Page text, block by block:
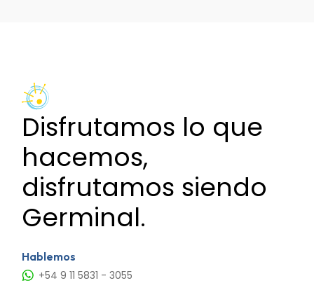
Disfrutamos lo que
hacemos,
disfrutamos siendo
Germinal.
Hablemos
+54 9 11 5831 - 3055